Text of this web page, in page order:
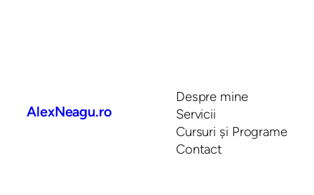
AlexNeagu.ro
Despre mine
Servicii
Cursuri și Programe
Contact